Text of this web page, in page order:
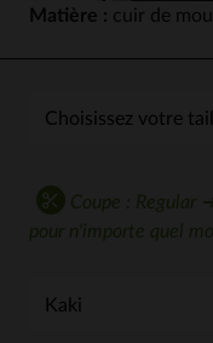
Matière : cuir de
Coupe : Regular
pour n'importe quel